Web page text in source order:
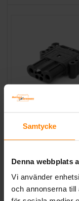
Samtycke
Denna webbplats
Vi använder
och annonserna till
50kvmm
BATTERIEXPRESSEN
Mått (mm) L= 105 B= 84
Webblager
682 krinkl. moms